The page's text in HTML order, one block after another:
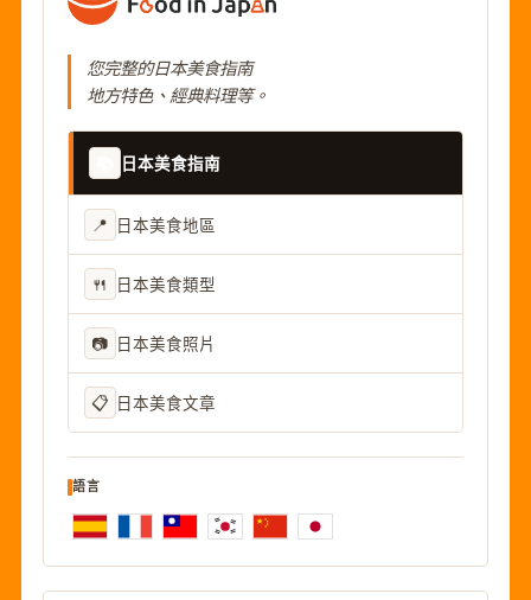
您完整的日本美食指南
地方特色、經典料理等。
日本美食指南
📍 日本美食地區
🍴 日本美食類型
📷 日本美食照片
📋 日本美食文章
語言